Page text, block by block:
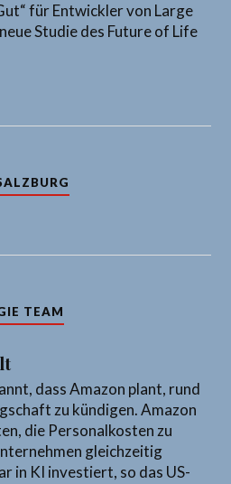
für Entwickler von Large
Studie des Future of Life
TEAM
dass Amazon plant, rund
zu kündigen. Amazon
die Personalkosten zu
gleichzeitig
in KI investiert, so das US-